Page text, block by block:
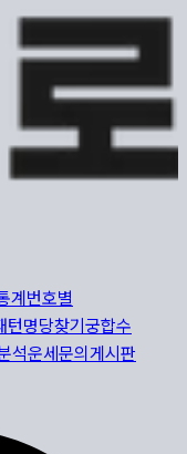
계 번호별
턴명당찾기 궁합수
석운세 문의게시판